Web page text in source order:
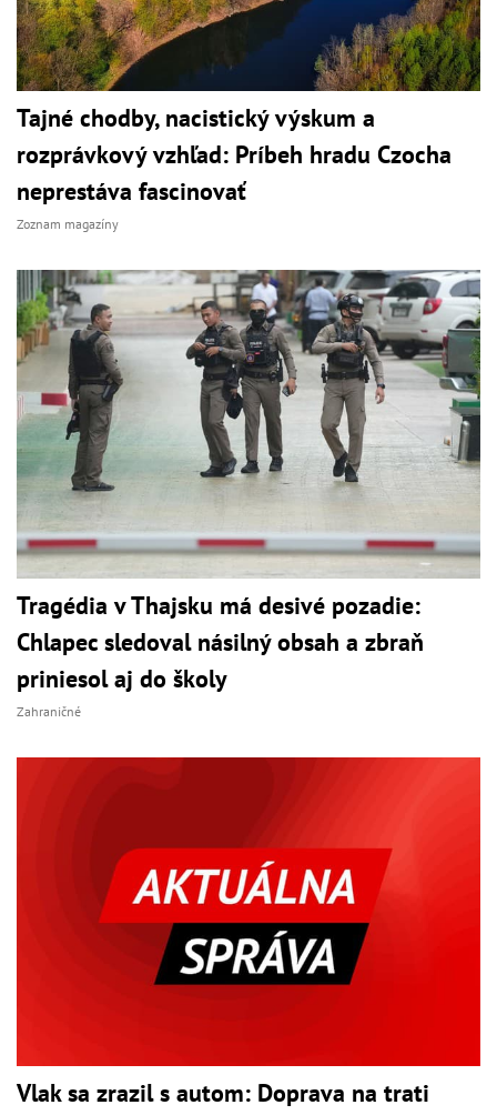
Tajné chodby, nacistický výskum a
rozprávkový vzhľad: Príbeh hradu Czocha
neprestáva fascinovať
Zoznam magazíny
Tragédia v Thajsku má desivé pozadie:
Chlapec sledoval násilný obsah a zbraň
priniesol aj do školy
Zahraničné
Vlak sa zrazil s autom: Doprava na trati